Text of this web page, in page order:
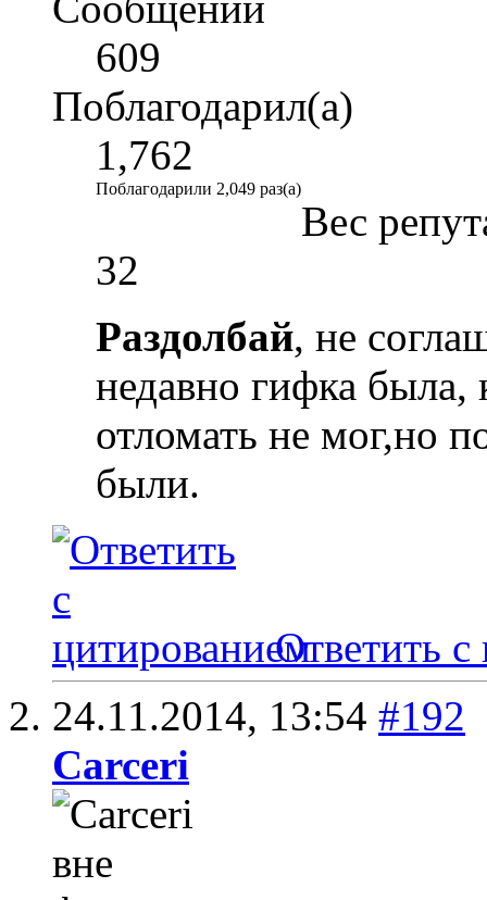
609
Поблагодарил(а)
1,762
Поблагодарили 2,049 раз(а)
Вес
32
Раздолбай, не
недавно гифка
отломать не мог,но
были.
Ответить с
24.11.2014, 13:54 #192
Carceri